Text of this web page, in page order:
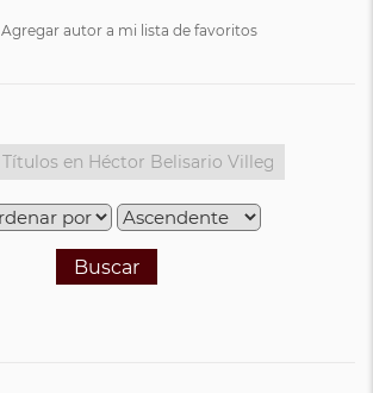
Agregar autor a mi lista de favoritos
Buscar